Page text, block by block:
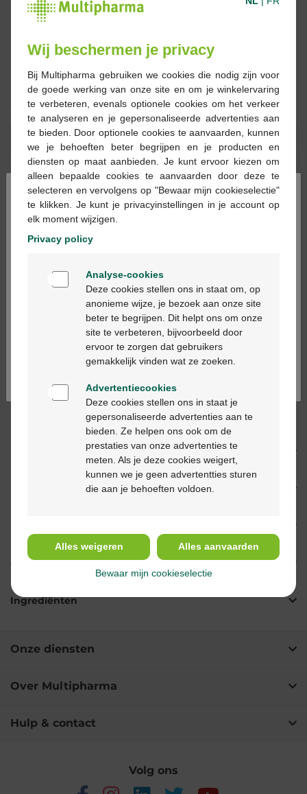
€ 10,80
Bestellen Reserveren
Op voorraad online
- +
Max. aantal = 12
Op werkdagen vóór 12u besteld, volgende
werkdag geleverd
levering in je Multipharma apotheek
levering thuis vanaf €55
Klantendienst
via chat of
Productbeschrijving
Eigenschappen
Gebruik
Ingrediënten
Onze diensten
Over Multipharma
Hulp & contact
Volg ons
×
Bienvenue
Ga verder in het nederlands
Continuez en français
Wij beschermen je privacy
Bij Multipharma gebruiken we cookies die nodig zijn voor
de goede werking van onze site en om je winkelervaring
te verbeteren, evenals optionele cookies om het verkeer
te analyseren en je gepersonaliseerde advertenties aan
te bieden. Door optionele cookies te aanvaarden, kunnen
we je behoeften beter begrijpen en je producten en
diensten op maat aanbieden. Je kunt ervoor kiezen om
alleen bepaalde cookies te aanvaarden door deze te
selecteren en vervolgens op "Bewaar mijn cookieselectie"
te klikken. Je kunt je privacyinstellingen in je account op
elk moment wijzigen.
Privacy policy
Analyse-cookies
Deze cookies stellen ons in staat om, op
anonieme wijze, je bezoek aan onze site
beter te begrijpen. Dit helpt ons om onze
site te verbeteren, bijvoorbeeld door
ervoor te zorgen dat gebruikers
gemakkelijk vinden wat ze zoeken.
Advertentiecookies
Deze cookies stellen ons in staat je
gepersonaliseerde advertenties aan te
bieden. Ze helpen ons ook om de
prestaties van onze advertenties te
meten. Als je deze cookies weigert,
kunnen we je geen advertentties sturen
die aan je behoeften voldoen.
Alles weigeren Alles aanvaarden
Bewaar mijn cookieselectie